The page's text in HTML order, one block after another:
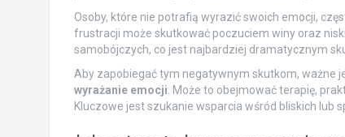
Osoby, które nie potrafią wyrazić swoich emocji,
frustracji może skutkować poczuciem winy oraz
samobójczych, co jest najbardziej dramatycznym
Aby zapobiegać tym negatywnym skutkom, ważne
wyrażanie emocji . Może to obejmować terapię,
Kluczowe jest szukanie wsparcia wśród bliskich lub